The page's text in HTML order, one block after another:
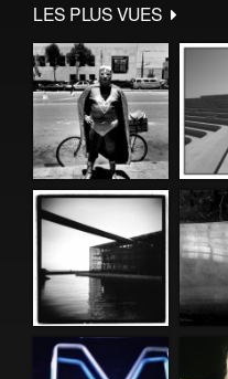
LES PLUS VUES